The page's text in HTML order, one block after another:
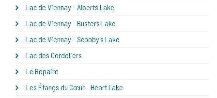
Lac de Viennay - Alberts Lake
Lac de Viennay - Busters Lake
Lac de Viennay - Scooby's Lake
Lac des Cordeliers
Le Repaire
Les Étangs du Cœur - Heart Lake